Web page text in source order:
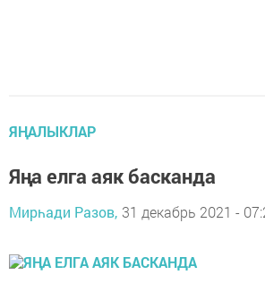
ЯҢАЛЫКЛАР
Яңа елга аяк басканда
Мирһади Разов, 31 декабрь 2021 -